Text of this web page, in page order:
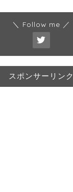
＼ Follow me ／
スポンサーリンク